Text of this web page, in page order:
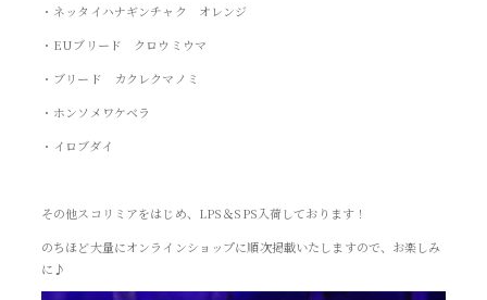
・ネッタイハナギンチャク オレンジ
・EUブリード クロウミウマ
・ブリード カクレクマノミ
・ホンソメワケベラ
・イロブダイ
その他スコリミアをはじめ、LPS＆SPS入荷しております！
のちほど大量にオンラインショップに順次掲載いたしますので、お楽しみ
に♪